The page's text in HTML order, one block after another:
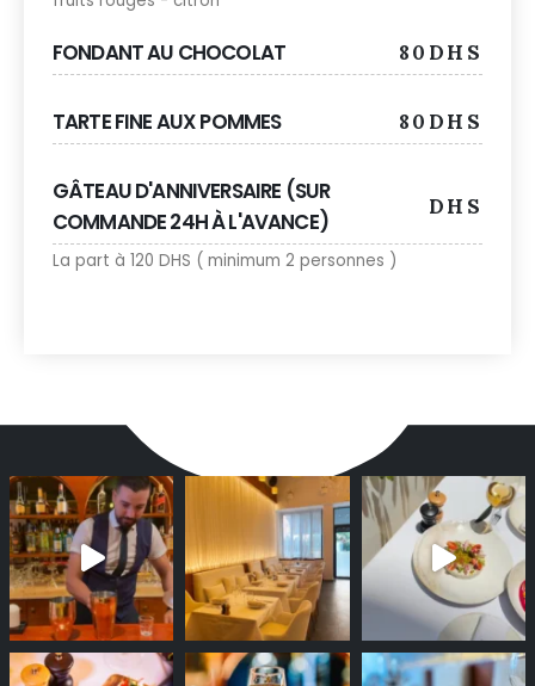
FONDANT AU CHOCOLAT 80DHS
TARTE FINE AUX POMMES 80DHS
GÂTEAU D'ANNIVERSAIRE (SUR
COMMANDE 24H À L'AVANCE)
DHS
La part à 120 DHS ( minimum 2 personnes )